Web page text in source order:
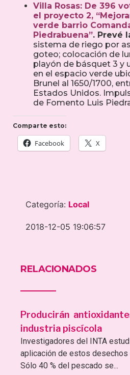
Villa Rosas: De 396
el proyecto 2,
verde barrio
Piedrabuena”. Prevé
sistema de riego por
goteo; colocación de
playón de básquet 3 y
en el espacio verde
Brunel al 1650/1700,
Estados Unidos.
de Fomento Luis
Comparte esto:
Facebook X
Categoría: Local
2018-12-05 19:06:57
RELACIONADOS
Producirán
industria piscícola
Investigadores del INTA
aplicación de estos
Sólo 40 % del pescado se...